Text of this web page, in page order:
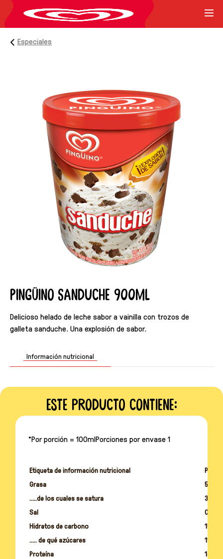
Especiales
Pingüino Sanduche 900ml
Delicioso helado de leche sabor a vainilla con trozos de
galleta sanduche. Una explosión de sabor.
Información nutricional
Este producto contiene:
*Por porción = 100mlPorciones por envase 1
Etiqueta de información nutricional
Per
Grasa
5g
.....de los cuales se satura
3g
Sal
0.05g
Hidratos de carbono
15g
..... de qué azúcares
11g
Proteína
1g